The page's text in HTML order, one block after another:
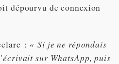
dépourvu de connexion
: « Si je ne répondais
sur WhatsApp, puis